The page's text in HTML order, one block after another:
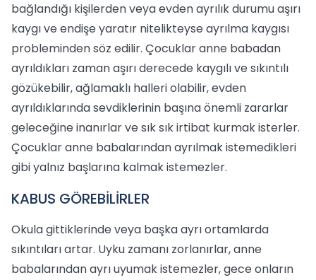
bağlandığı kişilerden veya evden ayrılık durumu aşırı
kaygı ve endişe yaratır nitelikteyse ayrılma kaygısı
probleminden söz edilir. Çocuklar anne babadan
ayrıldıkları zaman aşırı derecede kaygılı ve sıkıntılı
gözükebilir, ağlamaklı halleri olabilir, evden
ayrıldıklarında sevdiklerinin başına önemli zararlar
geleceğine inanırlar ve sık sık irtibat kurmak isterler.
Çocuklar anne babalarından ayrılmak istemedikleri
gibi yalnız başlarına kalmak istemezler.
KABUS GÖREBİLİRLER
Okula gittiklerinde veya başka ayrı ortamlarda
sıkıntıları artar. Uyku zamanı zorlanırlar, anne
babalarından ayrı uyumak istemezler, gece onların